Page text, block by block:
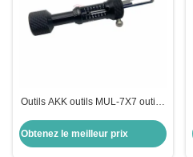
Outils AKK outils MUL-7X7 outil à
serrurerie outils de sélection de
serrure
Obtenez le meilleur prix